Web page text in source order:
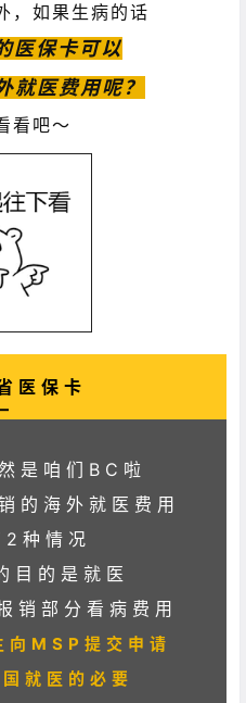
，如果生病的话
医保卡可以
医费用呢？
看吧～
医保卡
是咱们BC啦
的海外就医费用
2种情况
目的是就医
销部分看病费用
向MSP提交申请
就医的必要